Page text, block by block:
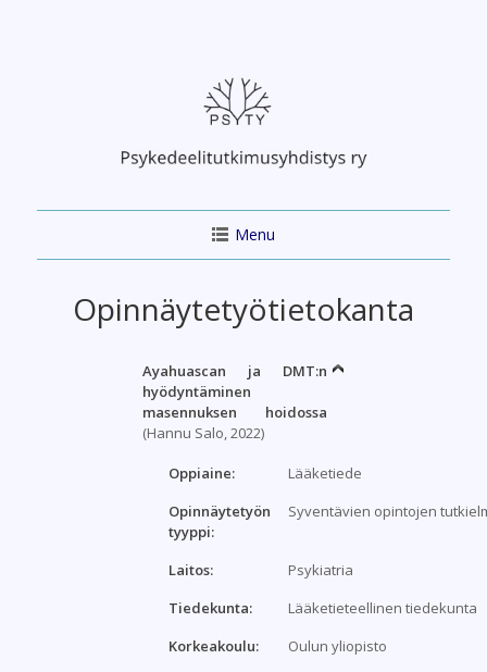
Menu
Opinnäytetyötietokanta
Ayahuascan ja DMT:n
hyödyntäminen
masennuksen hoidossa
(Hannu Salo, 2022)
Oppiaine:
Lääketiede
Opinnäytetyön
tyyppi:
Syventävien opintojen
Laitos:
Psykiatria
Tiedekunta:
Lääketieteellinen tiedekunta
Korkeakoulu:
Oulun yliopisto